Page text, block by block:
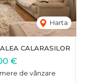
Harta
CALARASILOR
€
de vânzare